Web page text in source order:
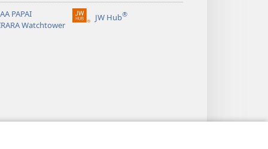
PAPAI
Watchtower
JW Hub®
(opens